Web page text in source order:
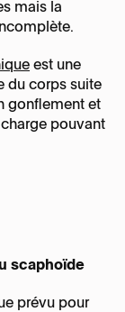
mais la
est une
du corps suite
gonflement et
pouvant
scaphoïde
prévu pour